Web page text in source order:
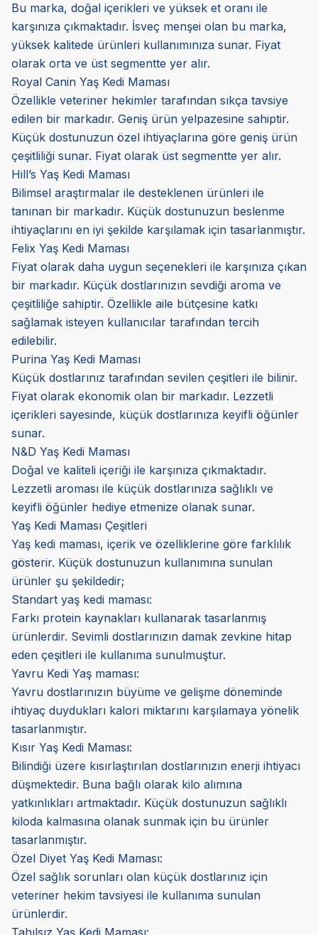
Bu marka, doğal içerikleri ve yüksek et oranı ile
karşınıza çıkmaktadır. İsveç menşei olan bu marka,
yüksek kalitede ürünleri kullanımınıza sunar. Fiyat
olarak orta ve üst segmentte yer alır.
Royal Canin Yaş Kedi Maması
Özellikle veteriner hekimler tarafından sıkça tavsiye
edilen bir markadır. Geniş ürün yelpazesine sahiptir.
Küçük dostunuzun özel ihtiyaçlarına göre geniş ürün
çeşitliliği sunar. Fiyat olarak üst segmentte yer alır.
Hill’s Yaş Kedi Maması
Bilimsel araştırmalar ile desteklenen ürünleri ile
tanınan bir markadır. Küçük dostunuzun beslenme
ihtiyaçlarını en iyi şekilde karşılamak için tasarlanmıştır.
Felix Yaş Kedi Maması
Fiyat olarak daha uygun seçenekleri ile karşınıza çıkan
bir markadır. Küçük dostlarınızın sevdiği aroma ve
çeşitliliğe sahiptir. Özellikle aile bütçesine katkı
sağlamak isteyen kullanıcılar tarafından tercih
edilebilir.
Purina Yaş Kedi Maması
Küçük dostlarınız tarafından sevilen çeşitleri ile bilinir.
Fiyat olarak ekonomik olan bir markadır. Lezzetli
içerikleri sayesinde, küçük dostlarınıza keyifli öğünler
sunar.
N&D Yaş Kedi Maması
Doğal ve kaliteli içeriği ile karşınıza çıkmaktadır.
Lezzetli aroması ile küçük dostlarınıza sağlıklı ve
keyifli öğünler hediye etmenize olanak sunar.
Yaş Kedi Maması Çeşitleri
Yaş kedi maması, içerik ve özelliklerine göre farklılık
gösterir. Küçük dostunuzun kullanımına sunulan
ürünler şu şekildedir;
Standart yaş kedi maması:
Farkı protein kaynakları kullanarak tasarlanmış
ürünlerdir. Sevimli dostlarınızın damak zevkine hitap
eden çeşitleri ile kullanıma sunulmuştur.
Yavru Kedi Yaş maması:
Yavru dostlarınızın büyüme ve gelişme döneminde
ihtiyaç duydukları kalori miktarını karşılamaya yönelik
tasarlanmıştır.
Kısır Yaş Kedi Maması:
Bilindiği üzere kısırlaştırılan dostlarınızın enerji ihtiyacı
düşmektedir. Buna bağlı olarak kilo alımına
yatkınlıkları artmaktadır. Küçük dostunuzun sağlıklı
kiloda kalmasına olanak sunmak için bu ürünler
tasarlanmıştır.
Özel Diyet Yaş Kedi Maması:
Özel sağlık sorunları olan küçük dostlarınız için
veteriner hekim tavsiyesi ile kullanıma sunulan
ürünlerdir.